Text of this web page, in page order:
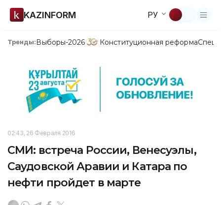
KAZINFORM РУ
Тренды:Выборы-2026 Конституционная реформа
02:43, 26 Февраля 2016
СМИ: встреча России, Венесуэлы,
Саудовской Аравии и Катара по
нефти пройдет в марте